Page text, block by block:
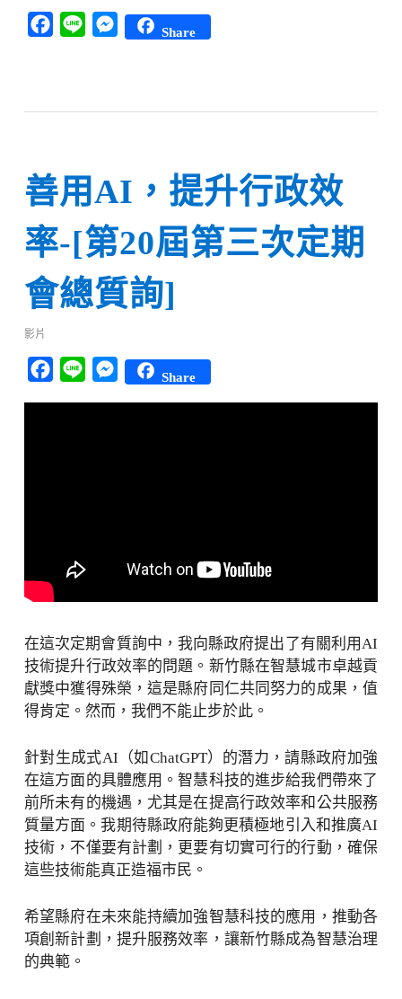
Facebook
Line Messenger
Share
善用AI，提升行政效
率-[第20屆第三次定期
會總質詢]
影片
Facebook
Line Messenger
Share
在這次定期會質詢中，我向縣政府提出了有關利用AI
技術提升行政效率的問題。新竹縣在智慧城市卓越貢
獻獎中獲得殊榮，這是縣府同仁共同努力的成果，值
得肯定。然而，我們不能止步於此。
針對生成式AI（如ChatGPT）的潛力，請縣政府加強
在這方面的具體應用。智慧科技的進步給我們帶來了
前所未有的機遇，尤其是在提高行政效率和公共服務
質量方面。我期待縣政府能夠更積極地引入和推廣AI
技術，不僅要有計劃，更要有切實可行的行動，確保
這些技術能真正造福市民。
希望縣府在未來能持續加強智慧科技的應用，推動各
項創新計劃，提升服務效率，讓新竹縣成為智慧治理
的典範。